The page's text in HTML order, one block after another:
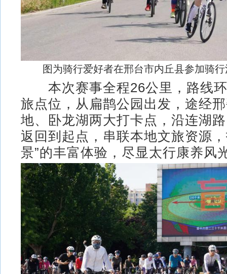
图为骑行爱好者在邢台市内丘县参加骑
本次赛事全程26公里，路线环
旅点位，从扁鹊公园出发，途经
地、卧龙湖两大打卡点，沿连湖
返回到起点，串联本地文旅资源
景”的丰富体验，尽显太行康养风